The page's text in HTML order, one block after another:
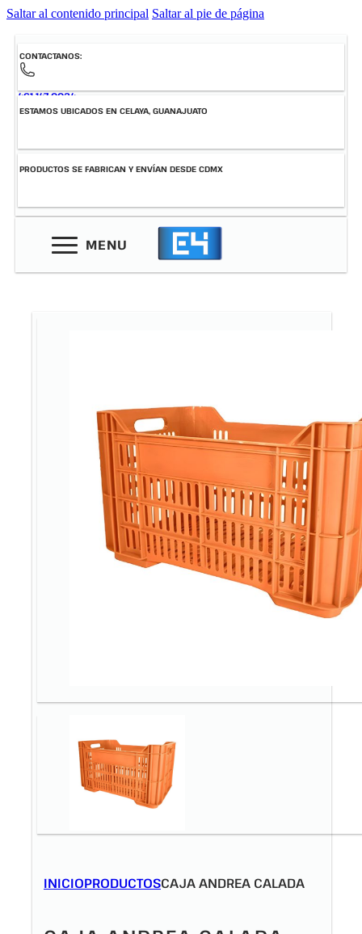
Saltar al contenido principal Saltar al pie de página
CONTACTANOS:
461-147-0034
ESTAMOS UBICADOS EN CELAYA, GUANAJUATO
PRODUCTOS SE FABRICAN Y ENVÍAN DESDE CDMX
MENU
INICIOPRODUCTOSCAJA ANDREA CALADA